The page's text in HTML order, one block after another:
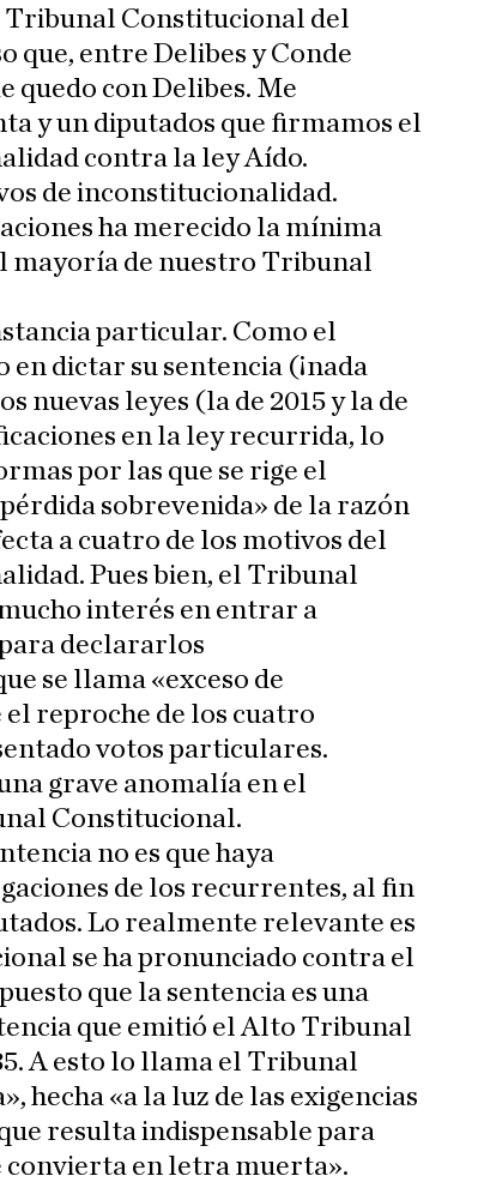
Tribunal Constitucional del
que, entre Delibes y Conde
quedo con Delibes. Me
y un diputados que firmamos el
contra la ley Aído.
de inconstitucionalidad.
ha merecido la mínima
mayoría de nuestro Tribunal
particular. Como el
dictar su sentencia (¡nada
nuevas leyes (la de 2015 y la de
en la ley recurrida, lo
por las que se rige el
sobrevenida» de la razón
a cuatro de los motivos del
Pues bien, el Tribunal
interés en entrar a
declararlos
se llama «exceso de
reproche de los cuatro
votos particulares.
grave anomalía en el
Constitucional.
no es que haya
de los recurrentes, al fin
Lo realmente relevante es
se ha pronunciado contra el
que la sentencia es una
que emitió el Alto Tribunal
A esto lo llama el Tribunal
hecha «a la luz de las exigencias
resulta indispensable para
convierta en letra muerta».